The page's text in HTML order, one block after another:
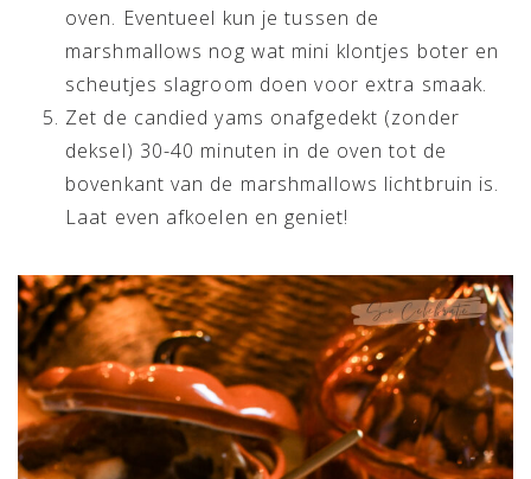
oven. Eventueel kun je tussen de
marshmallows nog wat mini klontjes boter en
scheutjes slagroom doen voor extra smaak.
Zet de candied yams onafgedekt (zonder
deksel) 30-40 minuten in de oven tot de
bovenkant van de marshmallows lichtbruin is.
Laat even afkoelen en geniet!